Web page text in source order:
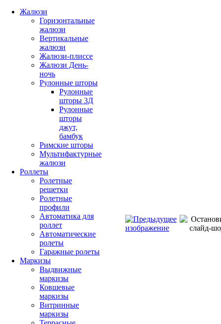
Жалюзи
Горизонтальные
жалюзи
Вертикальные
жалюзи
Жалюзи-плиссе
Жалюзи День-
ночь
Рулонные шторы
Рулонные
шторы 3Д
Рулонные
шторы
джут,
бамбук
Римские шторы
Мультифактурные
жалюзи
Роллеты
Ролетные
решетки
Ролетные
профили
Автоматика для
роллет
Автоматические
ролеты
Гаражные ролеты
Маркизы
Выдвижные
маркизы
Ковшевые
маркизы
Витринные
маркизы